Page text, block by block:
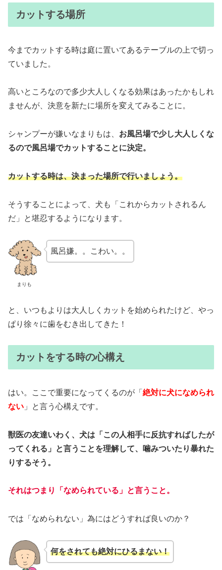
カットする場所
今までカットする時は庭に置いてあるテーブルの上で切っ
ていました。
高いところなので多少大人しくなる効果はあったかもしれ
ませんが、決意を新たに場所を変えてみることに。
シャンプーが嫌いなまりもは、 お風呂場で少し大人しくな
るので風呂場でカットすることに決定。
カットする時は、決まった場所で行いましょう。
そうすることによって、犬も「これからカットされるん
だ」と堪忍するようになります。
まりも
風呂嫌。。こわい。。
と、いつもよりは大人しくカットを始められたけど、やっ
ぱり徐々に歯をむき出してきた！
カットをする時の心構え
はい。ここで重要になってくるのが「 絶対に犬になめられ
ない 」と言う心構えです。
獣医の友達いわく、犬は「この人相手に反抗すればしたが
ってくれる」と言うことを理解して、噛みついたり暴れた
りするそう。
それはつまり「なめられている」と言うこと。
では「なめられない」為にはどうすれば良いのか？
何をされても絶対にひるまない！